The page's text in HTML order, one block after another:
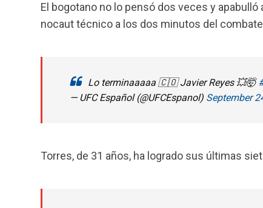
El bogotano no lo pensó dos veces y
nocaut técnico a los dos minutos del
Lo terminaaaaa 🇨🇴 Javier Reyes 💥🤯
— UFC Español (@UFCEspanol) September
Torres, de 31 años, ha logrado sus últimas